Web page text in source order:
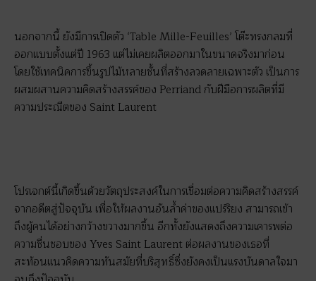
นอกจากนี้ ยังมีการเปิดตัว ‘Table Mille-Feuilles’ โต๊ะทรงกลมที่
ออกแบบตั้งแต่ปี 1963 แต่ไม่เคยผลิตออกมาในขนาดจริงมาก่อน
โดยใช้เทคนิคการขึ้นรูปไม้หลายชั้นที่สร้างลวดลายเฉพาะตัว เป็นการ
ผสมผสานความคิดสร้างสรรค์ของ Perriand กับฝีมือการผลิตที่มี
ความประณีตของ Saint Laurent
โปรเจกต์นี้เกิดขึ้นด้วยวัตถุประสงค์ในการเชื่อมต่อความคิดสร้างสรรค์
จากอดีตสู่ปัจจุบัน เพื่อให้ผลงานอันล้ำค่าของแปร์ริยง สามารถเข้า
ถึงผู้คนได้อย่างกว้างขวางมากขึ้น อีกทั้งยังแสดงถึงความเคารพต่อ
ความชื่นชอบของ Yves Saint Laurent ต่อผลงานของเธอที่
สะท้อนแนวคิดความทันสมัยที่บริสุทธิ์ซึ่งยังคงเป็นแรงบันดาลใจมา